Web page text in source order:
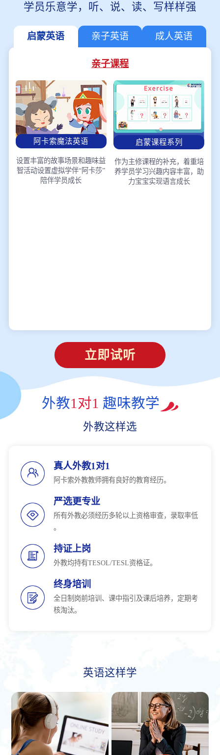
学员乐意学，听、说、读、写样样强
启蒙英语 亲子英语 成人英语
亲子课程
阿卡索魔法英语
设置丰富的故事场景和趣味益
智活动设置虚拟学伴“阿卡莎”
陪伴学员成长
启蒙课程系列
作为主修课程的补充，着重培
养学员学习兴趣内容丰富，助
力宝宝实现语言成长
立即试听
外教1对1 趣味教学
外教这样选
真人外教1对1
阿卡索外教教师拥有良好的教育经历。
严选更专业
所有外教必须经历多轮以上资格审查，录取率低
。
持证上岗
外教均持有TESOL/TESL资格证。
终身培训
全日制岗前培训、课中指引及课后培养，定期考
核淘汰。
英语这样学